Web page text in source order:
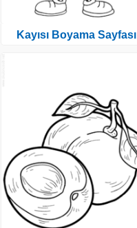
Kayısı Boyama Sayfası